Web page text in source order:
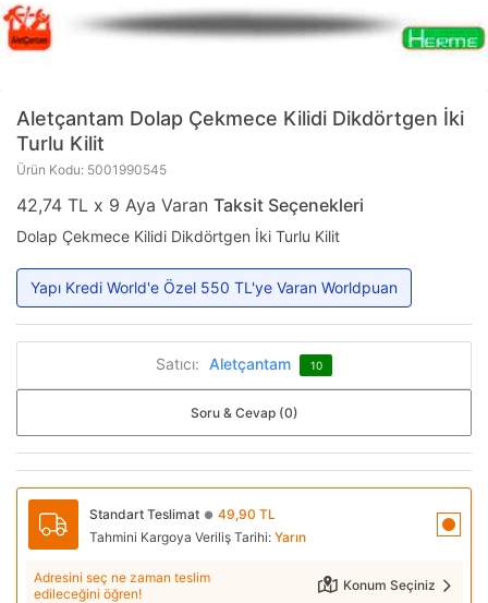
Aletçantam Dolap Çekmece Kilidi Dikdörtgen İki
Turlu Kilit
Ürün Kodu: 5001990545
42,74 TL x 9 Aya Varan Taksit Seçenekleri
Dolap Çekmece Kilidi Dikdörtgen İki Turlu Kilit
Yapı Kredi World'e Özel 550 TL'ye Varan Worldpuan
Satıcı: Aletçantam 10
Soru & Cevap (0)
Standart Teslimat ● 49,90 TL
Tahmini Kargoya Veriliş Tarihi: Yarın
Adresini seç ne zaman teslim
edileceğini öğren!
Konum Seçiniz